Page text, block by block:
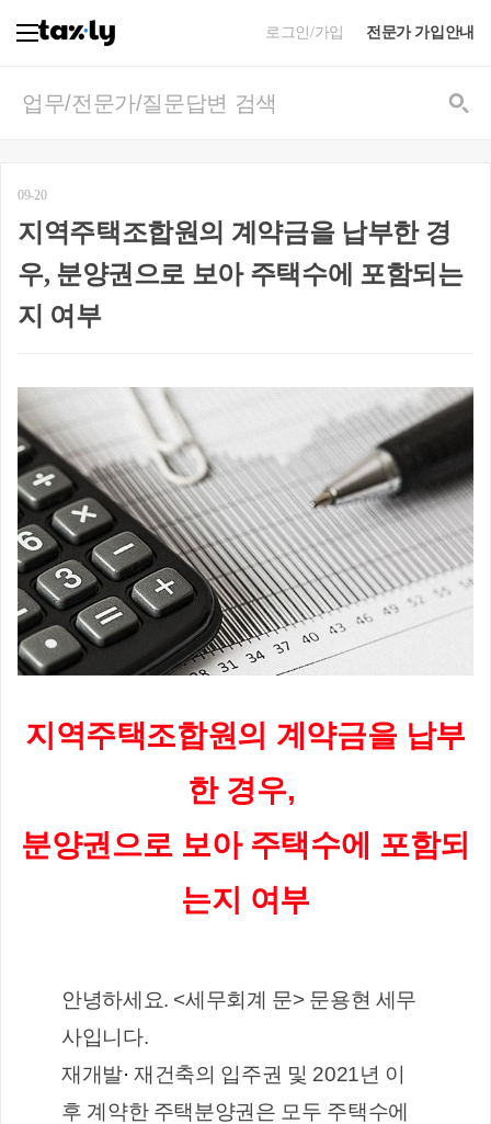
로그인/가입 전문가 가입안내
09-20
지역주택조합원의 계약금을 납부한 경
우, 분양권으로 보아 주택수에 포함되는
지 여부
지역주택조합원의 계약금을 납부
한 경우,
분양권으로 보아 주택수에 포함되
는지 여부
안녕하세요. <세무회계 문> 문용현 세무
사입니다.
재개발· 재건축의 입주권 및 2021년 이
후 계약한 주택분양권은 모두 주택수에